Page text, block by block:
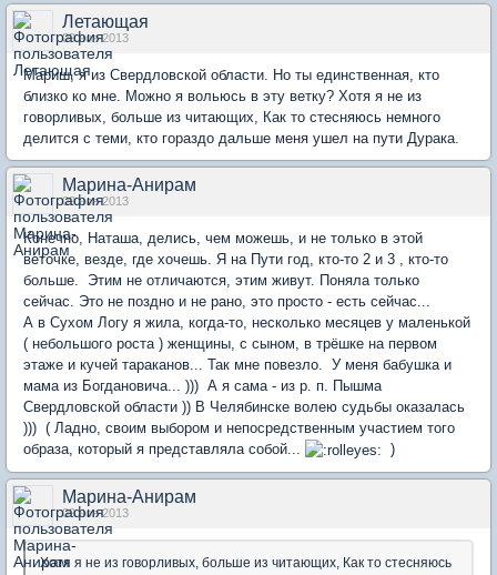
Летающая
09 ноя 2013
Мариш, я из Свердловской области. Но ты единственная, кто
близко ко мне. Можно я вольюсь в эту ветку? Хотя я не из
говорливых, больше из читающих, Как то стесняюсь немного
делится с теми, кто гораздо дальше меня ушел на пути Дурака.
Марина-Анирам
09 ноя 2013
Конечно, Наташа, делись, чем можешь, и не только в этой
веточке, везде, где хочешь. Я на Пути год, кто-то 2 и 3 , кто-то
больше. Этим не отличаются, этим живут. Поняла только
сейчас. Это не поздно и не рано, это просто - есть сейчас...
А в Сухом Логу я жила, когда-то, несколько месяцев у маленькой
( небольшого роста ) женщины, с сыном, в трёшке на первом
этаже и кучей тараканов... Так мне повезло. У меня бабушка и
мама из Богдановича... ))) А я сама - из р. п. Пышма
Свердловской области )) В Челябинске волею судьбы оказалась
))) ( Ладно, своим выбором и непосредственным участием того
образа, который я представляла собой...
)
Марина-Анирам
09 ноя 2013
Хотя я не из говорливых, больше из читающих, Как то стесняюсь